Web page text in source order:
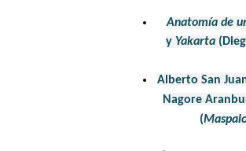
Anatomía de
y Yakarta
Alberto San
Nagore
(